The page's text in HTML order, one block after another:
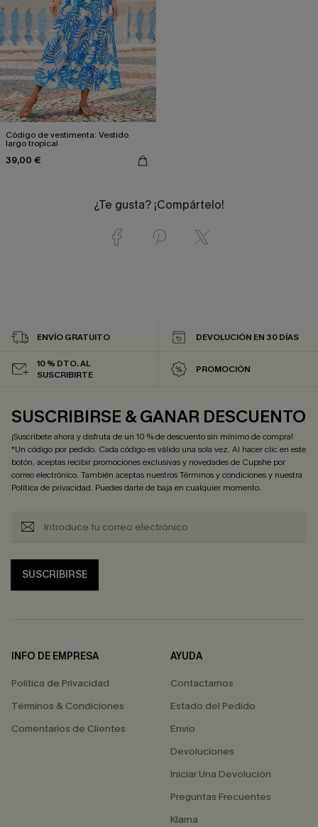
Código de vestimenta: Vestido
largo tropical
39,00 €
¿Te gusta? ¡Compártelo!
ENVÍO GRATUITO DEVOLUCIÓN EN 30 DÍAS
10 % DTO. AL
SUSCRIBIRTE
PROMOCIÓN
SUSCRIBIRSE & GANAR DESCUENTO
¡Suscríbete ahora y disfruta de un 10 % de descuento sin mínimo de compra!
*Un código por pedido. Cada código es válido una sola vez. Al hacer clic en este
botón, aceptas recibir promociones exclusivas y novedades de Cupshe por
correo electrónico. También aceptas nuestrosTérminos y condicionesy nuestra
Política de privacidad. Puedes darte de baja en cualquier momento.
SUSCRIBIRSE
INFO DE EMPRESA
Política de Privacidad
Términos & Condiciones
Comentarios de Clientes
AYUDA
Contactarnos
Estado del Pedido
Envío
Devoluciones
Iniciar Una Devolución
Preguntas Frecuentes
Klarna